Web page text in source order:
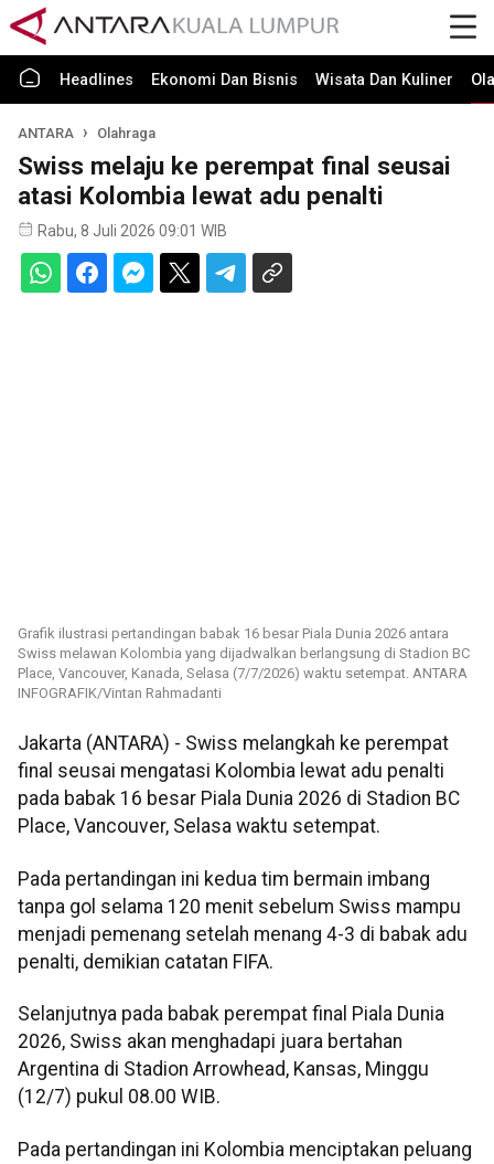
Headlines Ekonomi Dan Bisnis Wisata Dan Kuliner
ANTARA Olahraga
Swiss melaju ke perempat final seusai
atasi Kolombia lewat adu penalti
Rabu, 8 Juli 2026 09:01 WIB
Grafik ilustrasi pertandingan babak 16 besar Piala Dunia 2026 antara
Swiss melawan Kolombia yang dijadwalkan berlangsung di Stadion BC
Place, Vancouver, Kanada, Selasa (7/7/2026) waktu setempat. ANTARA
INFOGRAFIK/Vintan Rahmadanti
Jakarta (ANTARA) - Swiss melangkah ke perempat
final seusai mengatasi Kolombia lewat adu penalti
pada babak 16 besar Piala Dunia 2026 di Stadion BC
Place, Vancouver, Selasa waktu setempat.
Pada pertandingan ini kedua tim bermain imbang
tanpa gol selama 120 menit sebelum Swiss mampu
menjadi pemenang setelah menang 4-3 di babak adu
penalti, demikian catatan FIFA.
Selanjutnya pada babak perempat final Piala Dunia
2026, Swiss akan menghadapi juara bertahan
Argentina di Stadion Arrowhead, Kansas, Minggu
(12/7) pukul 08.00 WIB.
Pada pertandingan ini Kolombia menciptakan peluang